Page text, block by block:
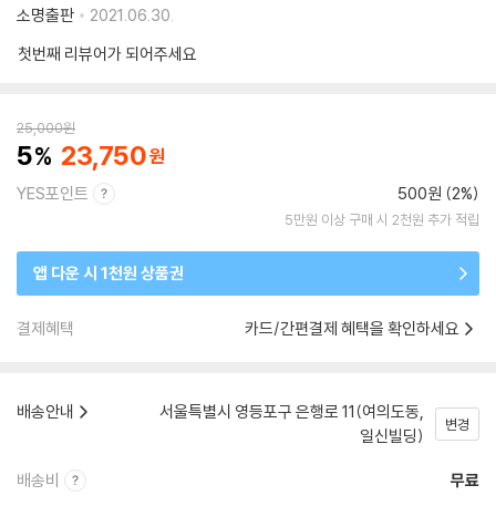
소명출판
2021.06.30.
첫번째 리뷰어가 되어주세요
25,000원
5 23,750
YES포인트 500원 (2%)
5만원 이상 구매 시 2천원 추가 적립
앱 다운 시 1천원 상품권
결제혜택 카드/간편결제 혜택을 확인하세요
배송안내
서울특별시 영등포구 은행로 11(여의도동,
일신빌딩)
변경
배송비 무료